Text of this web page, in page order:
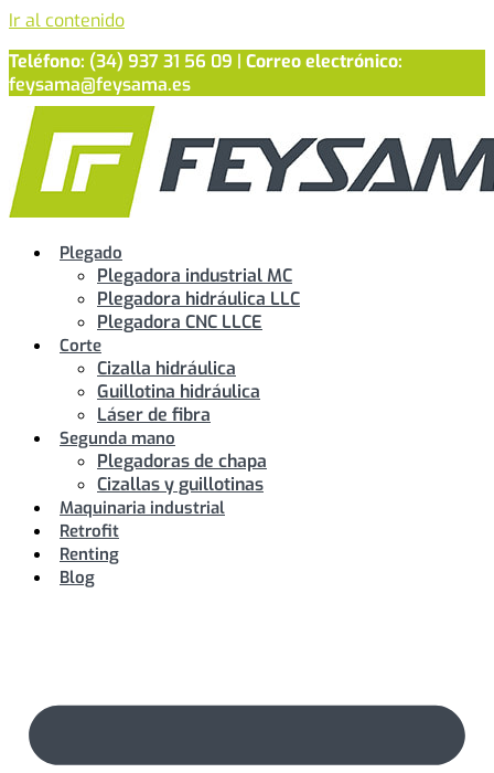
Ir al contenido
Teléfono: (34) 937 31 56 09 | Correo electrónico:
feysama@feysama.es
Plegado
Plegadora industrial MC
Plegadora hidráulica LLC
Plegadora CNC LLCE
Corte
Cizalla hidráulica
Guillotina hidráulica
Láser de fibra
Segunda mano
Plegadoras de chapa
Cizallas y guillotinas
Maquinaria industrial
Retrofit
Renting
Blog